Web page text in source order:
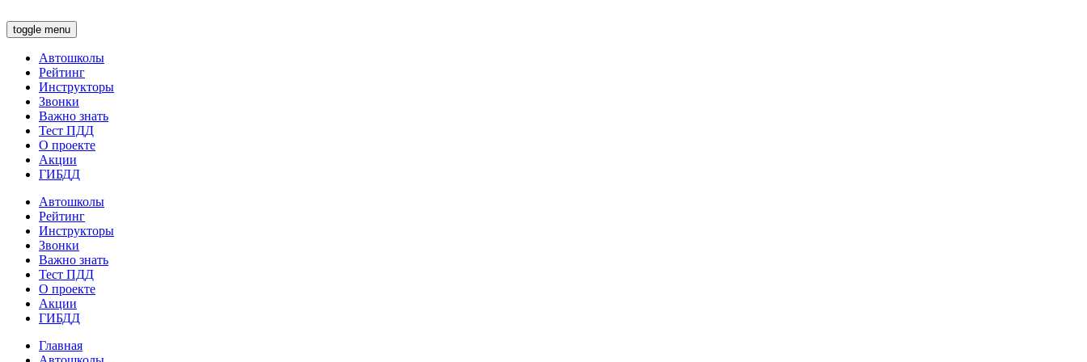
toggle menu
Автошколы
Рейтинг
Инструкторы
Звонки
Важно знать
Тест ПДД
О проекте
Акции
ГИБДД
Автошколы
Рейтинг
Инструкторы
Звонки
Важно знать
Тест ПДД
О проекте
Акции
ГИБДД
Главная